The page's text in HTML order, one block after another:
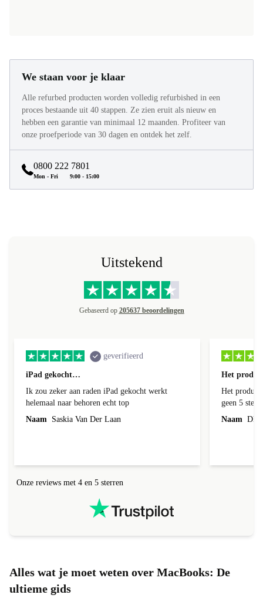
We staan voor je klaar
Alle refurbed producten worden volledig refurbished in een
proces bestaande uit 40 stappen. Ze zien eruit als nieuw en
hebben een garantie van minimaal 12 maanden. Profiteer van
onze proefperiode van 30 dagen en ontdek het zelf.
0800 222 7801
Mon - Fri 9:00 - 15:00
Uitstekend
Gebaseerd op 205637 beoordelingen
geverifieerd
iPad gekocht…
Ik zou zeker aan raden iPad gekocht werkt
helemaal naar behoren echt top
Naam Saskia Van Der Laan
Het
Het product
geen 5 sterren geef is de onduidelijke
Naam Dhr.
Onze reviews met 4 en 5 sterren
Alles wat je moet weten over MacBooks: De
ultieme gids